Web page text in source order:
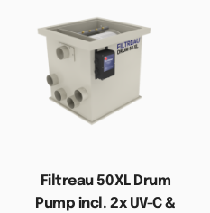
Filtreau 50XL Drum
Pump incl. 2x UV-C &